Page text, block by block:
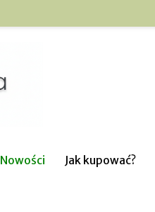
Nowości Jak kupować?